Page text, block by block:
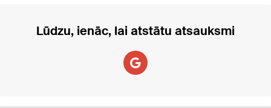
Lūdzu, ienāc, lai atstātu atsauksmi